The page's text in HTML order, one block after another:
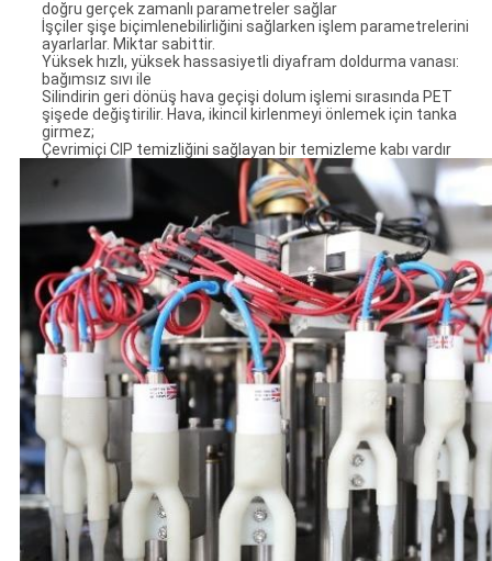
doğru gerçek zamanlı parametreler sağlar
İşçiler şişe biçimlenebilirliğini sağlarken işlem parametrelerini
ayarlarlar. Miktar sabittir.
Yüksek hızlı, yüksek hassasiyetli diyafram doldurma vanası:
bağımsız sıvı ile
Silindirin geri dönüş hava geçişi dolum işlemi sırasında PET
şişede değiştirilir. Hava, ikincil kirlenmeyi önlemek için tanka
girmez;
Çevrimiçi CIP temizliğini sağlayan bir temizleme kabı vardır